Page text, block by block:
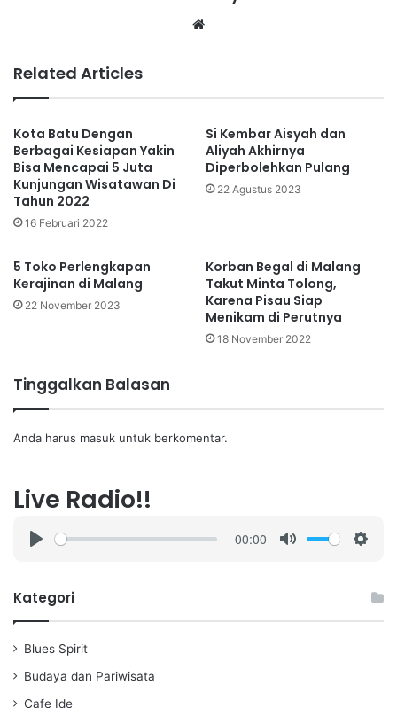
Related Articles
Kota Batu Dengan
Berbagai Kesiapan Yakin
Bisa Mencapai 5 Juta
Kunjungan Wisatawan Di
Tahun 2022
16 Februari 2022
Si Kembar Aisyah dan
Aliyah Akhirnya
Diperbolehkan Pulang
22 Agustus 2023
5 Toko Perlengkapan
Kerajinan di Malang
22 November 2023
Korban Begal di Malang
Takut Minta Tolong,
Karena Pisau Siap
Menikam di Perutnya
18 November 2022
Tinggalkan Balasan
Anda harus masuk untuk berkomentar.
Live Radio!!
a
00:00
Kategori
Blues Spirit
Budaya dan Pariwisata
Cafe Ide